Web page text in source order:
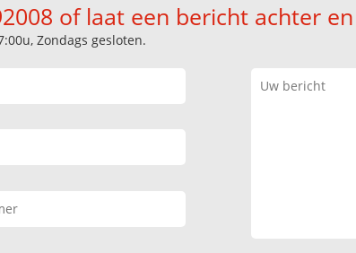
of laat een bericht achter
Zondags gesloten.